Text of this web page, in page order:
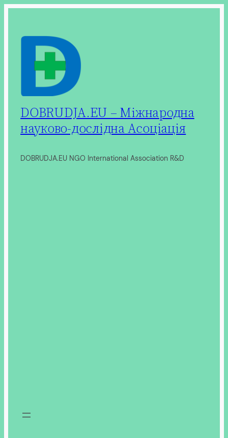
вмісту
DOBRUDJA.EU – Міжнародна
науково-дослідна Асоціація
DOBRUDJA.EU NGO International Association R&D